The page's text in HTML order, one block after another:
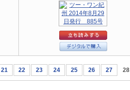
21 22 23 24 25 26 27 28